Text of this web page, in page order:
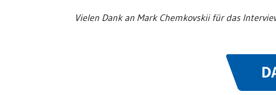
Vielen Dank an Mark Chemkovskii für das